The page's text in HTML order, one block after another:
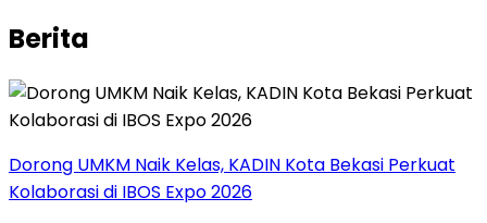
Berita
Dorong UMKM Naik Kelas, KADIN Kota Bekasi Perkuat
Kolaborasi di IBOS Expo 2026